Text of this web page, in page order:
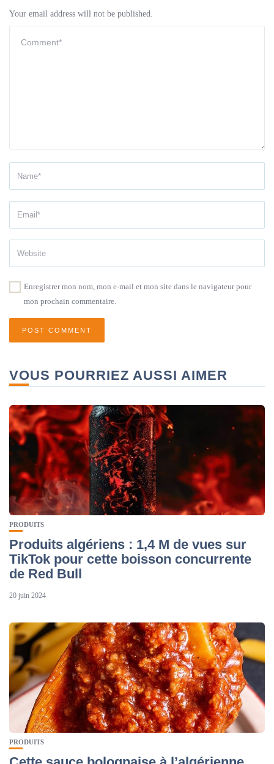
Your email address will not be published.
Enregistrer mon nom, mon e-mail et mon site dans le navigateur pour
mon prochain commentaire.
VOUS POURRIEZ AUSSI AIMER
PRODUITS
Produits algériens : 1,4 M de vues sur
TikTok pour cette boisson concurrente
de Red Bull
20 juin 2024
PRODUITS